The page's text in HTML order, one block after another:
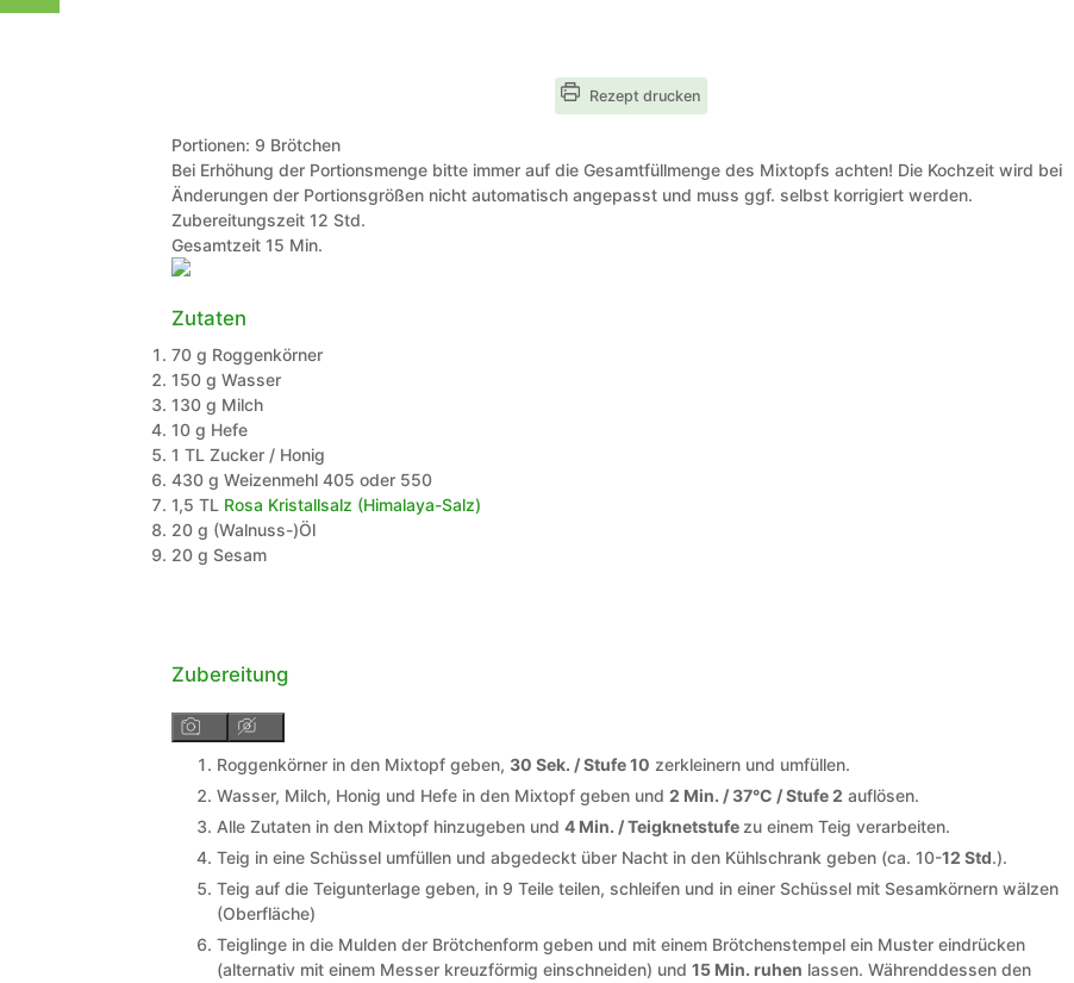
Rezept drucken
Portionen: 9 Brötchen
Bei Erhöhung der Portionsmenge bitte immer auf die Gesamtfüllmenge des Mixtopfs achten! Die Kochzeit wird bei
Änderungen der Portionsgrößen nicht automatisch angepasst und muss ggf. selbst korrigiert werden.
Zubereitungszeit12 Stunden
Std.
Gesamtzeit15 Minuten
Min.
Zutaten
70 g Roggenkörner
150 g Wasser
130 g Milch
10 g Hefe
1 TL Zucker / Honig
430 g Weizenmehl 405 oder 550
1,5 TL Rosa Kristallsalz (Himalaya-Salz)
20 g (Walnuss-)Öl
20 g Sesam
Zubereitung
Roggenkörner in den Mixtopf geben, 30 Sek. / Stufe 10 zerkleinern und umfüllen.
Wasser, Milch, Honig und Hefe in den Mixtopf geben und2 Min. / 37°C / Stufe 2 auflösen.
Alle Zutaten in den Mixtopf hinzugeben und4 Min. / Teigknetstufezu einem Teig verarbeiten.
Teig in eine Schüssel umfüllen und abgedeckt über Nacht in den Kühlschrank geben (ca. 10-12 Std.).
Teig auf die Teigunterlage geben, in 9 Teile teilen, schleifen und in einer Schüssel mit Sesamkörnern wälzen
(Oberfläche)
Teiglinge in die Mulden der Brötchenform geben und mit einem Brötchenstempel ein Muster eindrücken
(alternativ mit einem Messer kreuzförmig einschneiden) und15 Min. ruhen lassen. Währenddessen den